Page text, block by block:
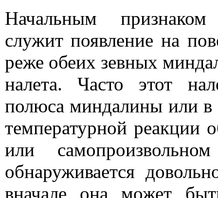
Начальным признаком
служит появление на
реже обеих зевных
налета. Часто этот
полюса миндалины или в
температурной реакции
или
обнаруживается
вначале она может